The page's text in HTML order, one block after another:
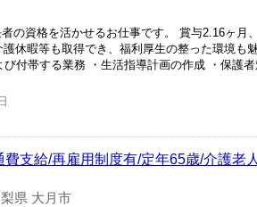
の資格を活かせるお仕事です。 賞与2.16ヶ月
休暇等も取得でき、福利厚生の整った環境も
付帯する業務 ・生活指導計画の作成 ・保護
費支給/再雇用制度有/定年65歳/介護老
県 大月市